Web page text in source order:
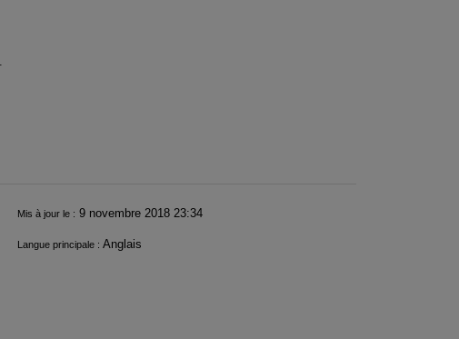
Mis à jour le : 9 novembre 2018 23:34
Langue principale : Anglais